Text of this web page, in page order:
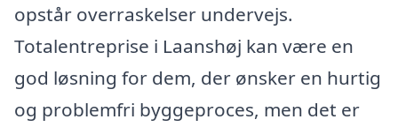
opstår overraskelser undervejs.
Totalentreprise i Laanshøj kan være en
god løsning for dem, der ønsker en hurtig
og problemfri byggeproces, men det er